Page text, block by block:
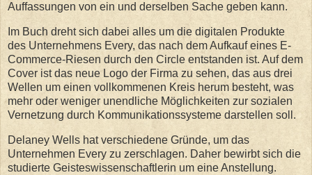
Auffassungen von ein und derselben Sache geben kann.
Im Buch dreht sich dabei alles um die digitalen Produkte
des Unternehmens Every, das nach dem Aufkauf eines E-
Commerce-Riesen durch den Circle entstanden ist. Auf dem
Cover ist das neue Logo der Firma zu sehen, das aus drei
Wellen um einen vollkommenen Kreis herum besteht, was
mehr oder weniger unendliche Möglichkeiten zur sozialen
Vernetzung durch Kommunikationssysteme darstellen soll.
Delaney Wells hat verschiedene Gründe, um das
Unternehmen Every zu zerschlagen. Daher bewirbt sich die
studierte Geisteswissenschaftlerin um eine Anstellung.